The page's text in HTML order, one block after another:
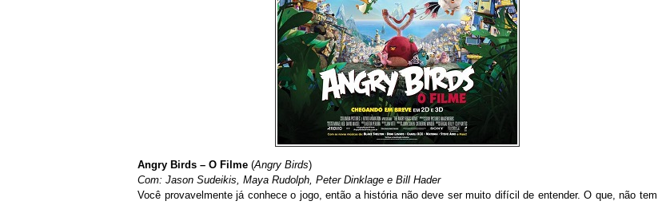
Angry Birds – O Filme (Angry Birds)
Com: Jason Sudeikis, Maya Rudolph, Peter Dinklage e Bill Hader
Você provavelmente já conhece o jogo, então a história não deve ser muito difícil de entender. O que, não tem